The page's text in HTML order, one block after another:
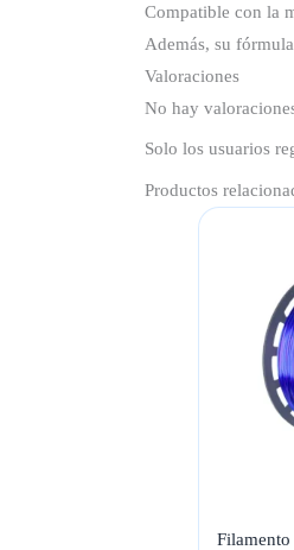
Compatible con la
Además, su
Valoraciones
No hay
Solo los usuarios
Productos